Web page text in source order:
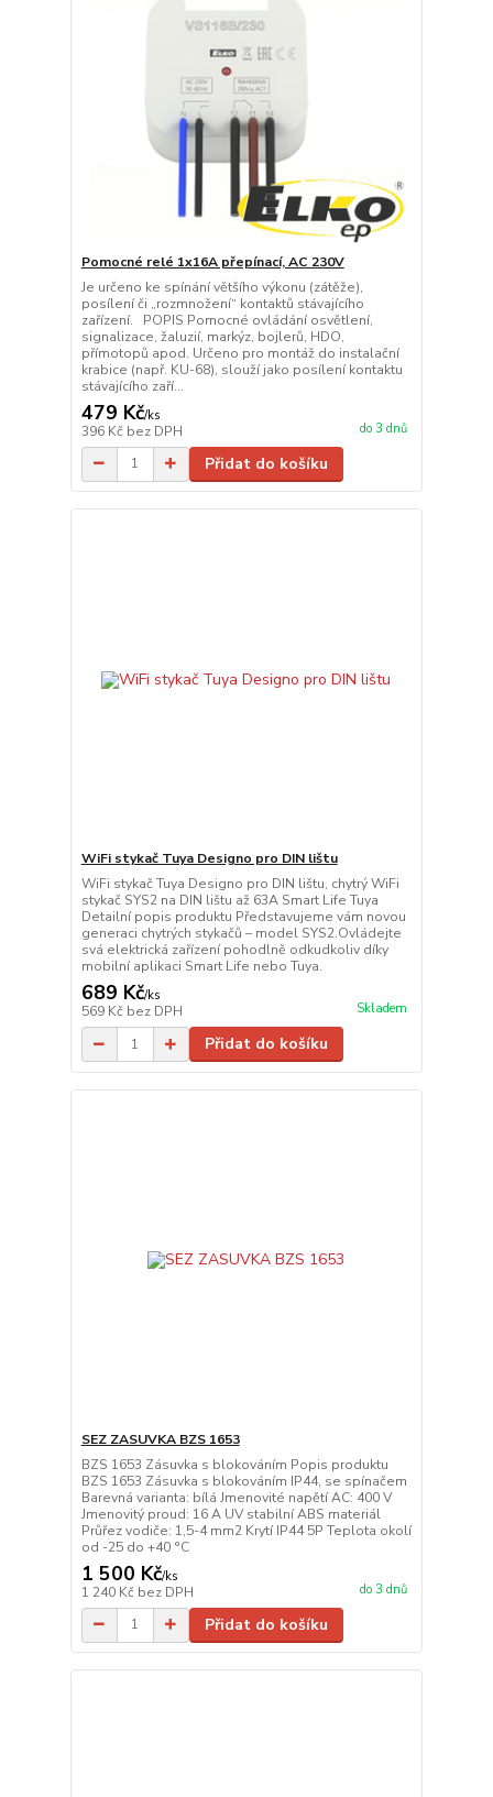
Pomocné relé 1x16A přepínací, AC 230V
Je určeno ke spínání většího výkonu (zátěže),
posílení či „rozmnožení“ kontaktů stávajícího
zařízení. POPIS Pomocné ovládání osvětlení,
signalizace, žaluzií, markýz, bojlerů, HDO,
přímotopů apod. Určeno pro montáž do instalační
krabice (např. KU-68), slouží jako posílení kontaktu
stávajícího zaří...
479 Kč/ks
396 Kč bez DPH do 3 dnů
Přidat do košíku
WiFi stykač Tuya Designo pro DIN lištu
WiFi stykač Tuya Designo pro DIN lištu, chytrý WiFi
stykač SYS2 na DIN lištu až 63A Smart Life Tuya
Detailní popis produktu Představujeme vám novou
generaci chytrých stykačů – model SYS2.Ovládejte
svá elektrická zařízení pohodlně odkudkoliv díky
mobilní aplikaci Smart Life nebo Tuya.
689 Kč/ks
569 Kč bez DPH Skladem
Přidat do košíku
SEZ ZASUVKA BZS 1653
BZS 1653 Zásuvka s blokováním Popis produktu
BZS 1653 Zásuvka s blokováním IP44, se spínačem
Barevná varianta: bílá Jmenovité napětí AC: 400 V
Jmenovitý proud: 16 A UV stabilní ABS materiál
Průřez vodiče: 1,5-4 mm2 Krytí IP44 5P Teplota okolí
od -25 do +40 °C
1 500 Kč/ks
1 240 Kč bez DPH do 3 dnů
Přidat do košíku